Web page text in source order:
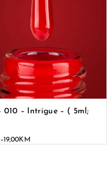
010 – Intrigue – ( 5ml;
–19,00KM